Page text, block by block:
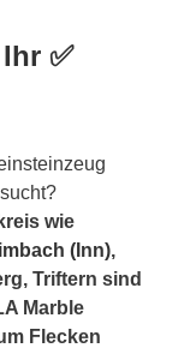
✅
wie
(Inn),
Triftern sind
Marble
Flecken